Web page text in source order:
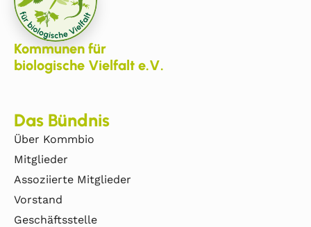
Kommunen für
biologische Vielfalt e.V.
Das Bündnis
Über Kommbio
Mitglieder
Assoziierte Mitglieder
Vorstand
Geschäftsstelle